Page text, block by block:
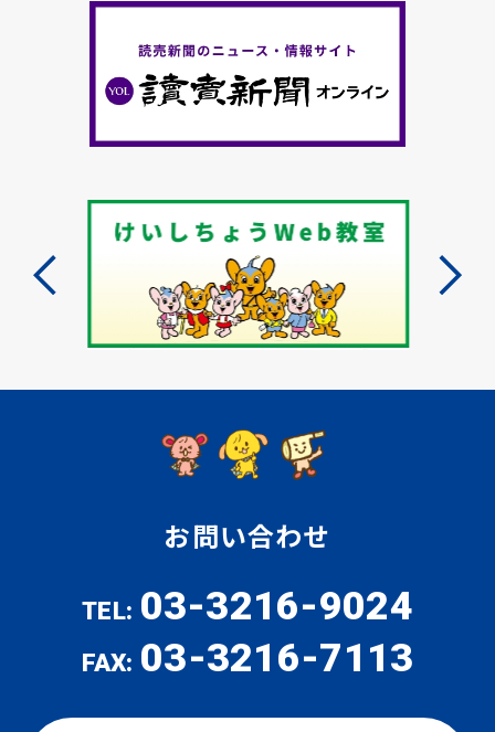
お問い合わせ
TEL: 03-3216-9024
FAX: 03-3216-7113